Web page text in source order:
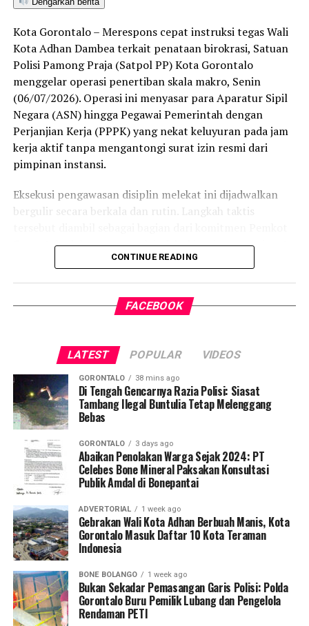
ditetapkan dan mengantarkan Kota Gorontalo menjadi
satu-satunya daerah di wilayah tersebut yang
menembus kategori “Unggul”. Sementara kabupaten lain
di Gorontalo masih berada pada kategori “Berkembang”
hingga menuju “Unggul”.
“Alhamdulillah, nilai IKAD Kota Gorontalo tercatat yang
tertinggi di kawasan SulutGo sebagaimana dipaparkan
dalam Rakorwil TPAKD,” ungkap Wawali Indra Gobel
usai kegiatan.
tingkat keterjangkauan, pemanfaatan, serta inklusivitas
Predikat “Unggul” yang diraih Pemerintahan AIR
menjadi indikator kuat atas keberhasilan pemerintah
daerah dalam mendorong masyarakat agar makin
mudah, merata, dan aman dalam mengakses berbagai
Kota Gorontalo – Merespons cepat instruksi tegas Wali
Kota Adhan Dambea terkait penataan birokrasi, Satuan
Polisi Pamong Praja (Satpol PP) Kota Gorontalo
menggelar operasi penertiban skala makro, Senin
(06/07/2026). Operasi ini menyasar para Aparatur Sipil
Negara (ASN) hingga Pegawai Pemerintah dengan
Perjanjian Kerja (PPPK) yang nekat keluyuran pada jam
kerja aktif tanpa mengantongi surat izin resmi dari
pimpinan instansi.
Eksekusi pengawasan disiplin melekat ini dijadwalkan
bergulir secara berkala dan rutin. Langkah taktis
Gorontalo dalam mengerek indeks kinerja pegawai serta
memulihkan marwah kedisiplinan korps abdi negara.
tersebut, armada penegak perda berhasil menjaring
Saat diinterogasi, keempatnya dipastikan tidak mampu
menunjukkan dokumen dispensasi atau surat izin keluar
kantor.
Operasi penyisiran bergerak mobile menyasar sejumlah
titik vital yang kerap menjadi pusat keramaian dan
perbelanjaan. Di antaranya Citimall Gorontalo,
Indogrosir, pusat perbelanjaan alat tulis Toko Ira dan
Toko Mufida, hingga beberapa rumah makan strategis di
seputaran Kota Gorontalo.
Kepala Satpol PP Kota Gorontalo Marwan Saleh
menegaskan, operasi perdana di awal pekan ini
Gorontalo guna memperketat pengawasan internal
terhadap perilaku ASN dan PPPK.
CONTINUE READING
FACEBOOK
LATEST POPULAR VIDEOS
GORONTALO 38 mins ago
Di Tengah Gencarnya Razia Polisi: Siasat
Tambang Ilegal Buntulia Tetap Melenggang
Bebas
GORONTALO 3 days ago
Abaikan Penolakan Warga Sejak 2024: PT
Celebes Bone Mineral Paksakan Konsultasi
Publik Amdal di Bonepantai
ADVERTORIAL 1 week ago
Gebrakan Wali Kota Adhan Berbuah Manis, Kota
Gorontalo Masuk Daftar 10 Kota Teraman
Indonesia
BONE BOLANGO 1 week ago
Bukan Sekadar Pemasangan Garis Polisi: Polda
Gorontalo Buru Pemilik Lubang dan Pengelola
Rendaman PETI